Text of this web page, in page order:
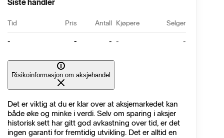
Siste handler
Tid Pris Antall Kjøpere Selger
- - - - -
Risikoinformasjon om aksjehandel
Det er viktig at du er klar over at aksjemarkedet kan
både øke og minke i verdi. Selv om sparing i aksjer
historisk sett har gitt god avkastning over tid, er det
ingen garanti for fremtidig utvikling. Det er alltid en